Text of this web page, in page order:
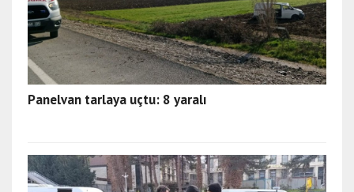
Panelvan tarlaya uçtu: 8 yaralı